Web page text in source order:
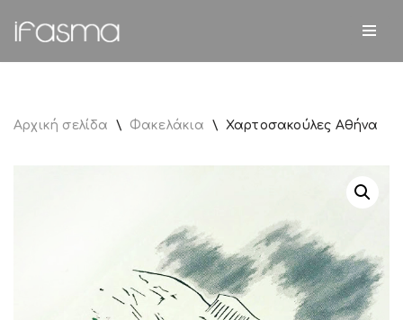
Μεταπηδήστε
στο
Αρχική σελίδα \ Φακελάκια \ Χαρτοσακούλες Αθήνα